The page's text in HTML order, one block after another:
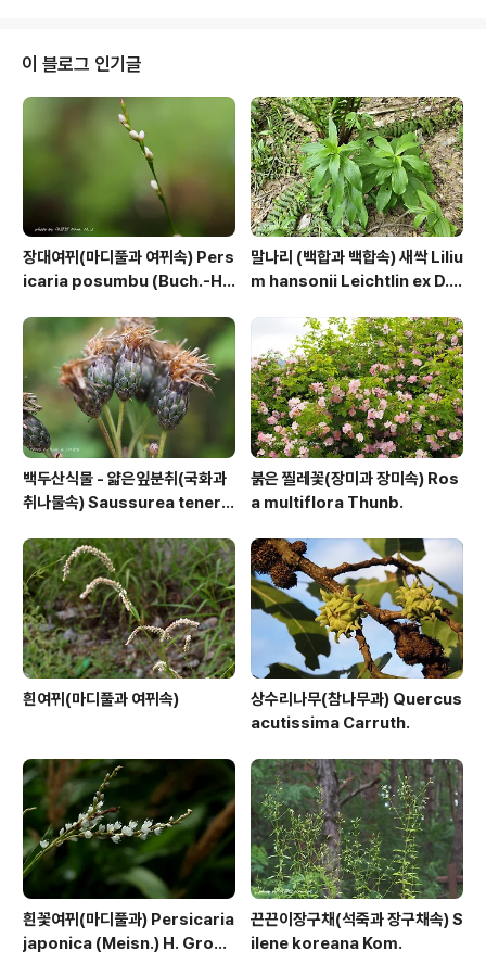
45 https://qweenbee.tistory.com/8900446 http
s://qweenbee.tistory..
이 블로그 인기글
장대여뀌(마디풀과 여뀌속) Pers
icaria posumbu (Buch.-Ha
말나리 (백합과 백합속) 새싹 Liliu
m hansonii Leichtlin ex D.
백두산식물 - 얇은잎분취(국화과
취나물속) Saussurea tenerif
붉은 찔레꽃(장미과 장미속) Ros
a multiflora Thunb.
흰여뀌(마디풀과 여뀌속)
상수리나무(참나무과) Quercus
acutissima Carruth.
흰꽃여뀌(마디풀과) Persicaria
japonica (Meisn.) H. Gross
끈끈이장구채(석죽과 장구채속) S
ilene koreana Kom.